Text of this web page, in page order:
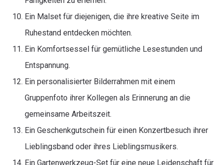
Ein Malset für diejenigen, die ihre kreative Seite im
Ruhestand entdecken möchten.
Ein Komfortsessel für gemütliche Lesestunden und
Entspannung.
Ein personalisierter Bilderrahmen mit einem
Gruppenfoto ihrer Kollegen als Erinnerung an die
gemeinsame Arbeitszeit.
Ein Geschenkgutschein für einen Konzertbesuch ihrer
Lieblingsband oder ihres Lieblingsmusikers.
Ein Gartenwerkzeug-Set für eine neue Leidenschaft für